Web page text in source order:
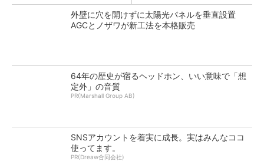
外壁に穴を開けずに太陽光パネルを垂直設置
AGCとノザワが新工法を本格販売
64年の歴史が宿るヘッドホン、いい意味で「想
定外」の音質
PR(Marshall Group AB)
SNSアカウントを着実に成長。実はみんなココ
使ってます。
PR(Dreaw合同会社)